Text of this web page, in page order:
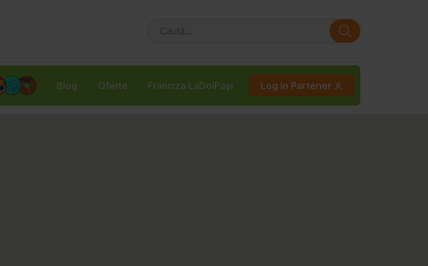
Blog Oferte Franciza LaDoiPași Log In Partener